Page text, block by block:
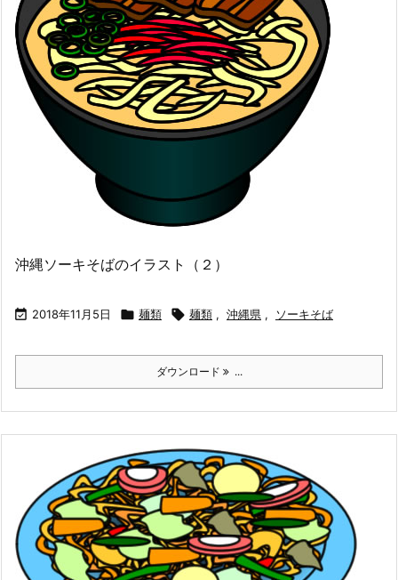
沖縄ソーキそばのイラスト（２）
 2018年11月5日  麺類  麺類 , 沖縄県 , ソーキそば
ダウンロード ...